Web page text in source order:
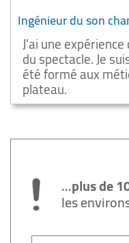
Ingénieur du son
J'ai une
du spectacle. Je
été formé aux
plateau.
...plus de
les